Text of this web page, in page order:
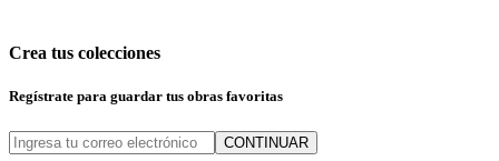
Crea tus colecciones
Regístrate para guardar tus obras favoritas
CONTINUAR